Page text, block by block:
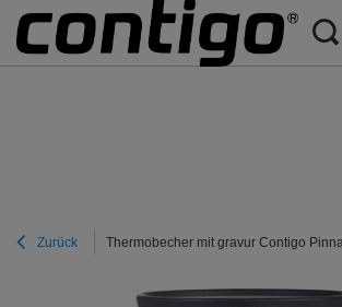
Zurück Thermobecher mit gravur Contigo